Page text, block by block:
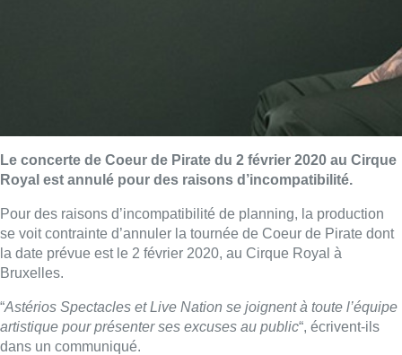
Le concerte de Coeur de Pirate du 2 février 2020 au Cirque
Royal est annulé pour des raisons d’incompatibilité.
Pour des raisons d’incompatibilité de planning, la production
se voit contrainte d’annuler la tournée de Coeur de Pirate dont
la date prévue est le 2 février 2020, au Cirque Royal à
Bruxelles.
“Astérios Spectacles et Live Nation se joignent à toute l’équipe
artistique pour présenter ses excuses au public“, écrivent-ils
dans un communiqué.